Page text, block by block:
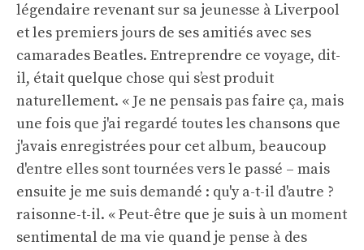
légendaire revenant sur sa jeunesse à Liverpool
et les premiers jours de ses amitiés avec ses
camarades Beatles. Entreprendre ce voyage, dit-
il, était quelque chose qui s’est produit
naturellement. « Je ne pensais pas faire ça, mais
une fois que j'ai regardé toutes les chansons que
j'avais enregistrées pour cet album, beaucoup
d'entre elles sont tournées vers le passé – mais
ensuite je me suis demandé : qu'y a-t-il d'autre ?
raisonne-t-il. « Peut-être que je suis à un moment
sentimental de ma vie quand je pense à des